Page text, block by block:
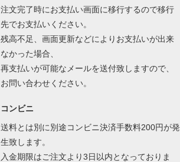
注文完了時にお支払い画面に移行するので移行
先でお支払いください。
残高不足、画面更新などによりお支払いが出来
なかった場合、
再支払いが可能なメールを送付致しますので、
お問い合わせください。
コンビニ
送料とは別に別途コンビニ決済手数料200円が発
生致します。
入金期限はご注文より3日以内となっておりま